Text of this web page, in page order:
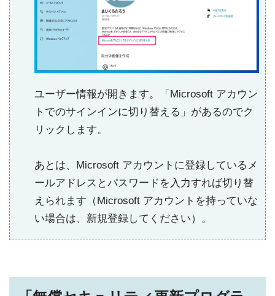
ユーザー情報が開きます。「Microsoft アカウン
トでのサインインに切り替える」があるのでク
リックします。
あとは、Microsoft アカウントに登録しているメ
ールアドレスとパスワードを入力すれば切り替
えられます（Microsoft アカウントを持っていな
い場合は、新規登録してください）。